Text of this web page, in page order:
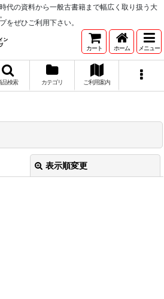
代の資料から一般古書籍まで幅広く取り扱う大
をぜひご利用下さい。
カート ホーム メニュー
品検索 カテゴリ ご利用案内
表示順変更